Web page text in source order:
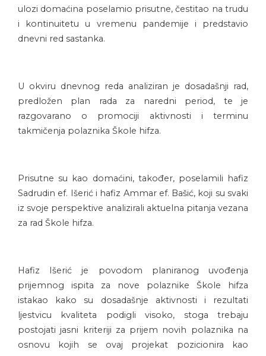
ulozi domaćina poselamio prisutne, čestitao na trudu
i kontinuitetu u vremenu pandemije i predstavio
dnevni red sastanka.
U okviru dnevnog reda analiziran je dosadašnji rad,
predložen plan rada za naredni period, te je
razgovarano o promociji aktivnosti i terminu
takmičenja polaznika Škole hifza.
Prisutne su kao domaćini, također, poselamili hafiz
Sadrudin ef. Išerić i hafiz Ammar ef. Bašić, koji su svaki
iz svoje perspektive analizirali aktuelna pitanja vezana
za rad Škole hifza.
Hafiz Išerić je povodom planiranog uvođenja
prijemnog ispita za nove polaznike Škole hifza
istakao kako su dosadašnje aktivnosti i rezultati
ljestvicu kvaliteta podigli visoko, stoga trebaju
postojati jasni kriteriji za prijem novih polaznika na
osnovu kojih se ovaj projekat pozicionira kao